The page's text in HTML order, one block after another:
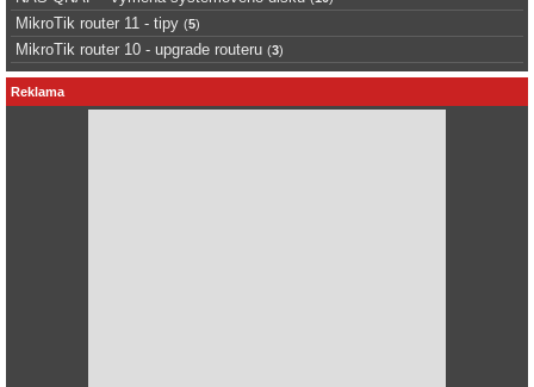
MikroTik router 11 - tipy (5)
MikroTik router 10 - upgrade routeru (3)
Reklama